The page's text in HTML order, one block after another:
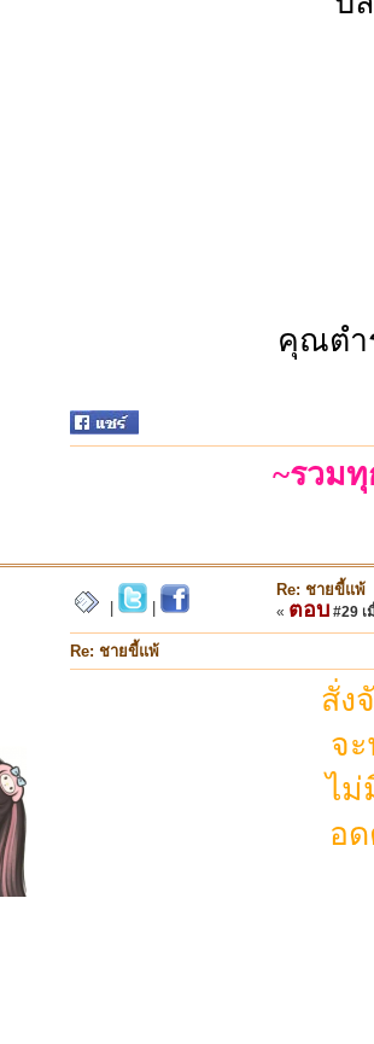
คุณตำ
~รวม
Re: ชายขี้แพ้
« ตอบ #29 เ
Re: ชายขี้แพ้
สั่ง
จ
ไม่
อ